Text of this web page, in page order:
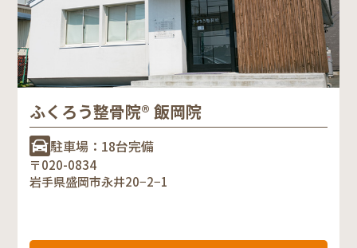
ふくろう整骨院® 飯岡院
駐車場：18台完備
〒020-0834
岩手県盛岡市永井20−2−1